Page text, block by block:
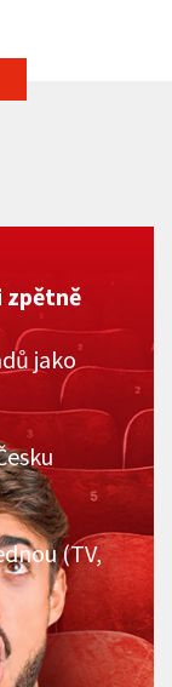
zpětně
jako
(TV,